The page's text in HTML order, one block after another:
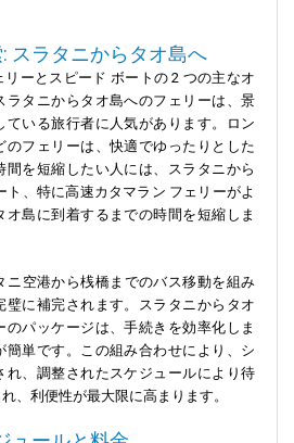
スラタニからタオ島へ
ーとスピード ボートの 2 つの主なオ
ラタニからタオ島へのフェリーは、景
ている旅行者に人気があります。ロン
のフェリーは、快適でゆったりとした
間を短縮したい人には、スラタニから
ト、特に高速カタマラン フェリーがよ
オ島に到着するまでの時間を短縮しま
ニ空港から桟橋までのバス移動を組み
璧に補完されます。スラタニからタオ
パッケージは、手続きを効率化しま
簡単です。この組み合わせにより、シ
れ、調整されたスケジュールにより待
、利便性が最大限に高まります。